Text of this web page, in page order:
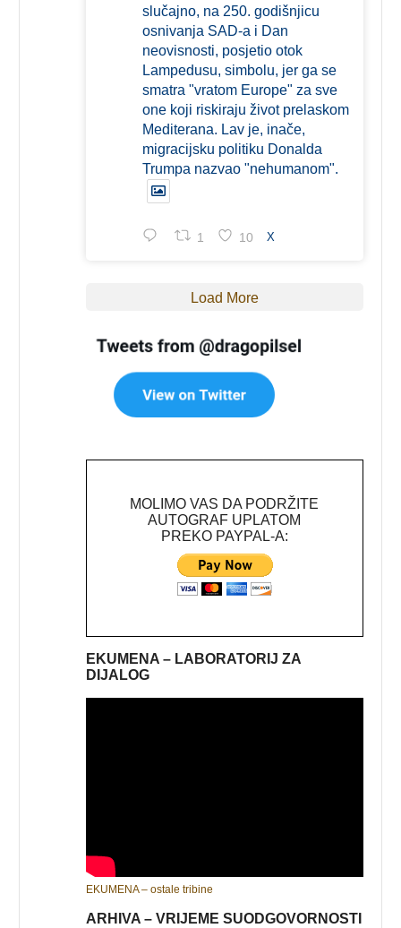
slučajno, na 250. godišnjicu
osnivanja SAD-a i Dan
neovisnosti, posjetio otok
Lampedusu, simbolu, jer ga se
smatra "vratom Europe" za sve
one koji riskiraju život prelaskom
Mediterana. Lav je, inače,
migracijsku politiku Donalda
Trumpa nazvao "nehumanom".
1 10 X
Load More
MOLIMO VAS DA PODRŽITE
AUTOGRAF UPLATOM
PREKO PAYPAL-A:
EKUMENA – LABORATORIJ ZA
DIJALOG
EKUMENA – ostale tribine
ARHIVA – VRIJEME SUODGOVORNOSTI